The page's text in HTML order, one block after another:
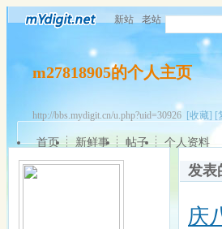
新站 老站
m27818905的个人主页
http://bbs.mydigit.cn/u.php?uid=30926 [收藏] [
首页 新鲜事 帖子 个人资料
发表
庆